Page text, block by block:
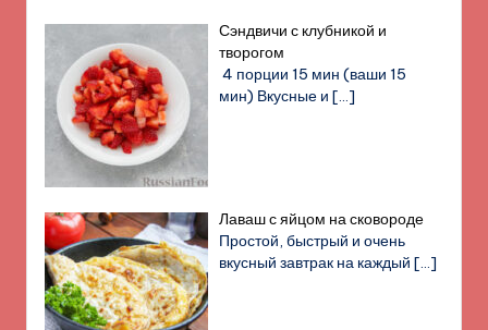
Сэндвичи с клубникой и
творогом
4 порции 15 мин (ваши 15
мин) Вкусные и[…]
Лаваш с яйцом на сковороде
Простой, быстрый и очень
вкусный завтрак на каждый[…]